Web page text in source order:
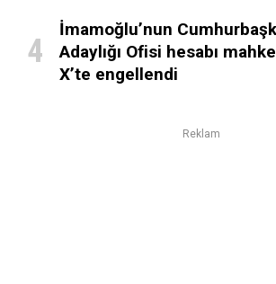
İmamoğlu’nun
Adaylığı Ofisi hesabı
X’te engellendi
Reklam